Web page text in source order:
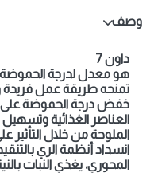
وصف
داون 7
هو معدل لدرجة الحموضة في
تمنحه طريقة عمل
خفض درجة الحموضة على
العناصر الغذائية
الملوحة من خلال التأثير
انسداد أنظمة الري
المحوري، يغذي النبات